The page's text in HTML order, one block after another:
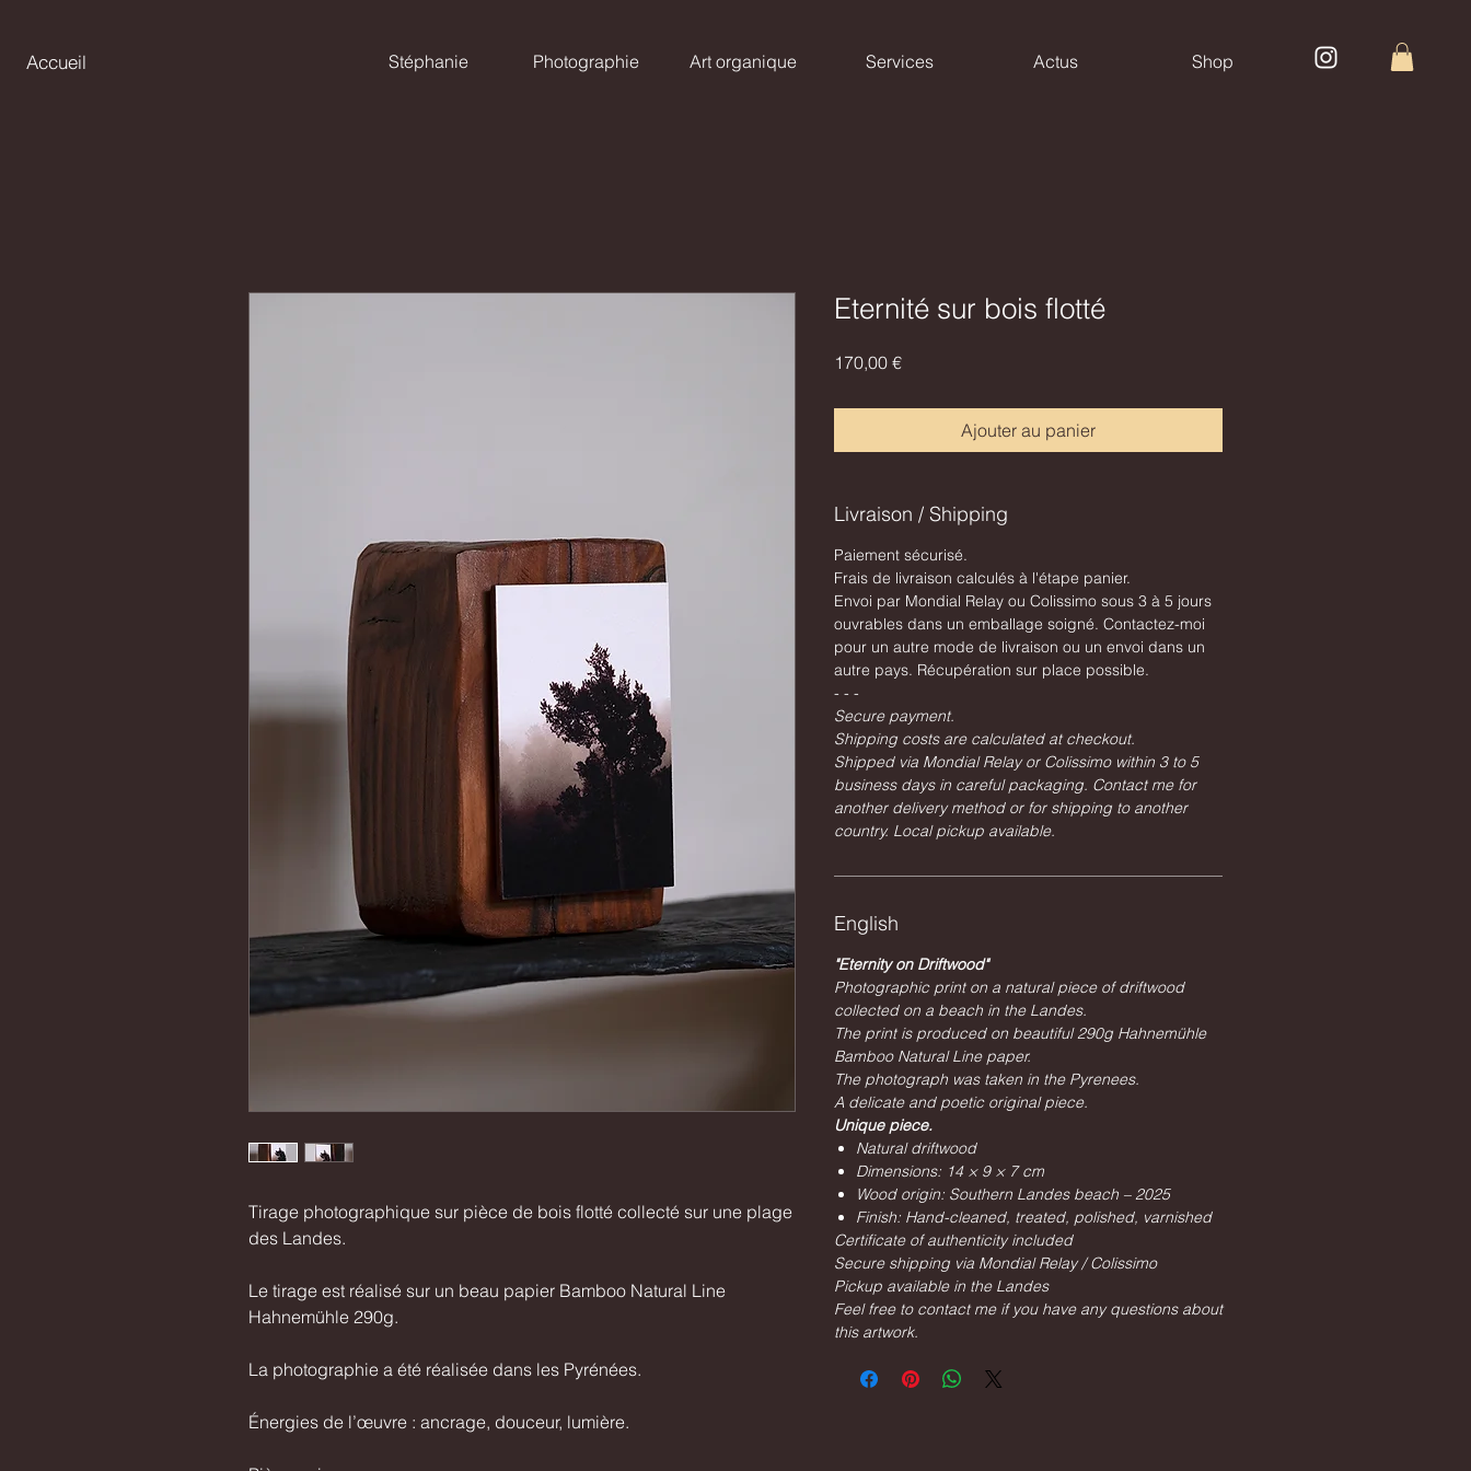
Accueil Stéphanie Photographie Art organique Services Actus Shop
Tirage photographique sur pièce de bois flotté collecté sur une plage
des Landes.
Le tirage est réalisé sur un beau papier Bamboo Natural Line
Hahnemühle 290g.
La photographie a été réalisée dans les Pyrénées.
Énergies de l’œuvre : ancrage, douceur, lumière.
Eternité sur bois flotté
170,00 €Prix
Ajouter au panier
Livraison / Shipping
Paiement sécurisé.
Frais de livraison calculés à l'étape panier.
Envoi par Mondial Relay ou Colissimo sous 3 à 5 jours
ouvrables dans un emballage soigné. Contactez-moi
pour un autre mode de livraison ou un envoi dans un
autre pays. Récupération sur place possible.
- - -
Secure payment.
Shipping costs are calculated at checkout.
Shipped via Mondial Relay or Colissimo within 3 to 5
business days in careful packaging. Contact me for
another delivery method or for shipping to another
country. Local pickup available.
English
"Eternity on Driftwood"
Photographic print on a natural piece of driftwood
collected on a beach in the Landes.
The print is produced on beautiful 290g Hahnemühle
Bamboo Natural Line paper.
The photograph was taken in the Pyrenees.
A delicate and poetic original piece.
Unique piece.
Natural driftwood
Dimensions: 14 × 9 × 7 cm
Wood origin: Southern Landes beach – 2025
Finish: Hand-cleaned, treated, polished, varnished
Certificate of authenticity included
Secure shipping via Mondial Relay / Colissimo
Pickup available in the Landes
Feel free to contact me if you have any questions about
this artwork.